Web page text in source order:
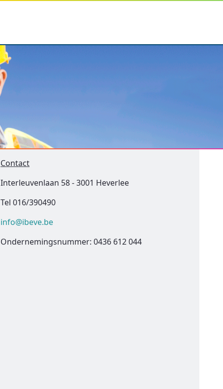
Contact
Interleuvenlaan 58 - 3001 Heverlee
Tel 016/390490
info@ibeve.be
Ondernemingsnummer: 0436 612 044